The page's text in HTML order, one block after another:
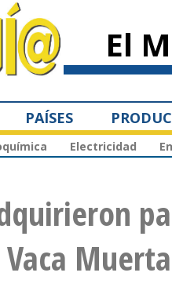
El
PAÍSES
Electricidad
Muerta